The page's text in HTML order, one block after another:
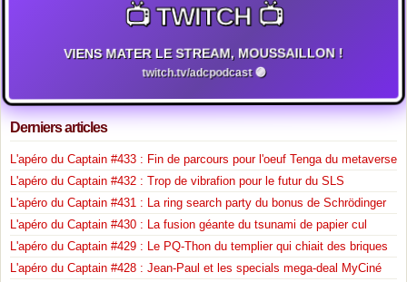
📺 TWITCH 📺
VIENS MATER LE STREAM, MOUSSAILLON !
twitch.tv/adcpodcast 🟣
Derniers articles
L'apéro du Captain #433 : Fin de parcours pour l'oeuf Tenga du metaverse
L'apéro du Captain #432 : Trop de vibrafion pour le futur du SLS
L'apéro du Captain #431 : La ring search party du bonus de Schrödinger
L'apéro du Captain #430 : La fusion géante du tsunami de papier cul
L'apéro du Captain #429 : Le PQ-Thon du templier qui chiait des briques
L'apéro du Captain #428 : Jean-Paul et les specials mega-deal MyCiné